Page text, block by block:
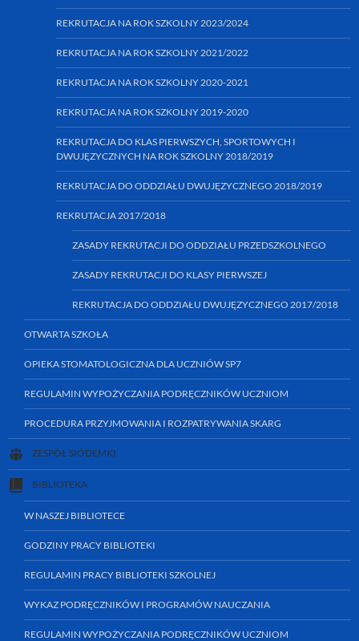
REKRUTACJA NA ROK SZKOLNY 2023/2024
REKRUTACJA NA ROK SZKOLNY 2021/2022
REKRUTACJA NA ROK SZKOLNY 2020-2021
REKRUTACJA NA ROK SZKOLNY 2019-2020
REKRUTACJA DO KLAS PIERWSZYCH, SPORTOWYCH I
DWUJĘZYCZNYCH NA ROK SZKOLNY 2018/2019
REKRUTACJA DO ODDZIAŁU DWUJĘZYCZNEGO 2018/2019
REKRUTACJA 2017/2018
ZASADY REKRUTACJI DO ODDZIAŁU PRZEDSZKOLNEGO
ZASADY REKRUTACJI DO KLASY PIERWSZEJ
REKRUTACJA DO ODDZIAŁU DWUJĘZYCZNEGO 2017/2018
OTWARTA SZKOŁA
OPIEKA STOMATOLOGICZNA DLA UCZNIÓW SP7
REGULAMIN WYPOŻYCZANIA PODRĘCZNIKÓW UCZNIOM
PROCEDURA PRZYJMOWANIA I ROZPATRYWANIA SKARG
ZESPÓŁ SIÓDEMKI
BIBLIOTEKA
W NASZEJ BIBLIOTECE
GODZINY PRACY BIBLIOTEKI
REGULAMIN PRACY BIBLIOTEKI SZKOLNEJ
WYKAZ PODRĘCZNIKÓW I PROGRAMÓW NAUCZANIA
REGULAMIN WYPOŻYCZANIA PODRĘCZNIKÓW UCZNIOM